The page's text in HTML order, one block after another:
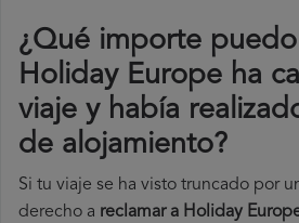
¿Qué importe
Holiday Europe ha
viaje y había
de alojamiento?
Si tu viaje se ha visto truncado por
derecho a reclamar a Holiday